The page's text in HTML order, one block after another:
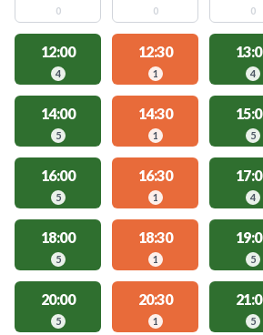
0 0 0
12:00
4
12:30
1 4
14:00
5
14:30
1 5
16:00
5
16:30
1 4
18:00
5
18:30
1 5
20:00
5
20:30
1 5